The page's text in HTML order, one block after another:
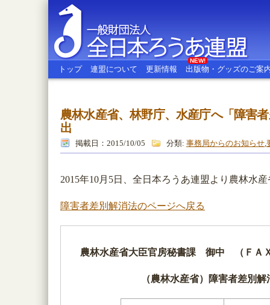
全日本ろうあ連盟
トップ 連盟について 更新情報 出版物・グッズのご案
NEW!
農林水産省、林野庁、水産庁へ「障害
出
掲載日：2015/10/05 分類: 事務局からのお知らせ,
2015年10月5日、全日本ろうあ連盟より農林水
障害者差別解消法のページへ戻る
農林水産省大臣官房秘書課 御中 （ＦＡ
（農林水産省）障害者差別